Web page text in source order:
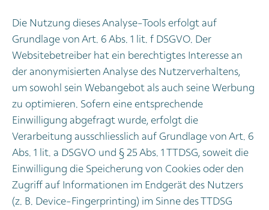
Die Nutzung dieses Analyse-Tools erfolgt auf
Grundlage von Art. 6 Abs. 1 lit. f DSGVO. Der
Websitebetreiber hat ein berechtigtes Interesse an
der anonymisierten Analyse des Nutzerverhaltens,
um sowohl sein Webangebot als auch seine Werbung
zu optimieren. Sofern eine entsprechende
Einwilligung abgefragt wurde, erfolgt die
Verarbeitung ausschliesslich auf Grundlage von Art. 6
Abs. 1 lit. a DSGVO und § 25 Abs. 1 TTDSG, soweit die
Einwilligung die Speicherung von Cookies oder den
Zugriff auf Informationen im Endgerät des Nutzers
(z. B. Device-Fingerprinting) im Sinne des TTDSG